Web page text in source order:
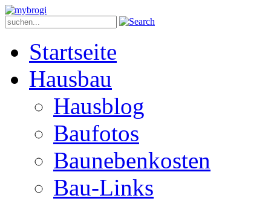
Startseite
Hausbau
Hausblog
Baufotos
Baunebenkosten
Bau-Links